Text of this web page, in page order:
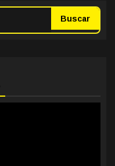
Buscar